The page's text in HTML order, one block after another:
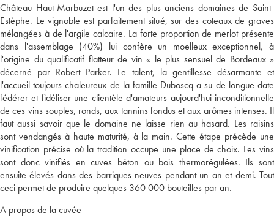
Château Haut-Marbuzet est l'un des plus anciens domaines de Saint-
Estèphe. Le vignoble est parfaitement situé, sur des coteaux de graves
mélangées à de l'argile calcaire. La forte proportion de merlot présente
dans l'assemblage (40%) lui confère un moelleux exceptionnel, à
l'origine du qualificatif flatteur de vin « le plus sensuel de Bordeaux »
décerné par Robert Parker. Le talent, la gentillesse désarmante et
l'accueil toujours chaleureux de la famille Duboscq a su de longue date
fédérer et fidéliser une clientèle d'amateurs aujourd'hui inconditionnelle
de ces vins souples, ronds, aux tannins fondus et aux arômes intenses. Il
faut aussi savoir que le domaine ne laisse rien au hasard. Les raisins
sont vendangés à haute maturité, à la main. Cette étape précède une
vinification précise où la tradition occupe une place de choix. Les vins
sont donc vinifiés en cuves béton ou bois thermorégulées. Ils sont
ensuite élevés dans des barriques neuves pendant un an et demi. Tout
ceci permet de produire quelques 360 000 bouteilles par an.
A propos de la cuvée